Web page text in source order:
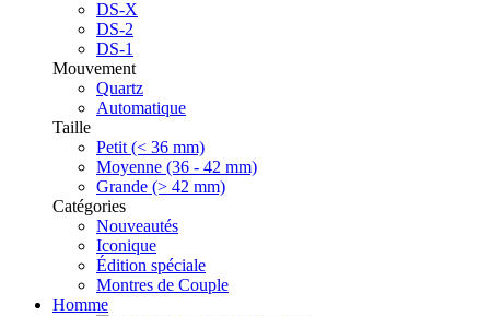
DS-X
DS-2
DS-1
Mouvement
Quartz
Automatique
Taille
Petit (< 36 mm)
Moyenne (36 - 42 mm)
Grande (> 42 mm)
Catégories
Nouveautés
Iconique
Édition spéciale
Montres de Couple
Homme